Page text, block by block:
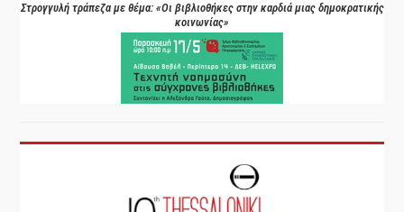
Στρογγυλή τράπεζα με θέμα: «Οι βιβλιοθήκες στην καρδιά μιας δημοκρατικής
κοινωνίας»